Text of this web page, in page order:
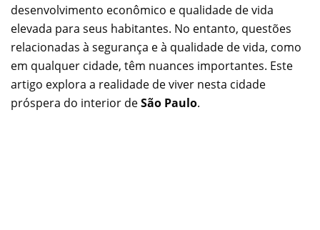
desenvolvimento econômico e qualidade de vida
elevada para seus habitantes. No entanto, questões
relacionadas à segurança e à qualidade de vida, como
em qualquer cidade, têm nuances importantes. Este
artigo explora a realidade de viver nesta cidade
próspera do interior deSão Paulo.